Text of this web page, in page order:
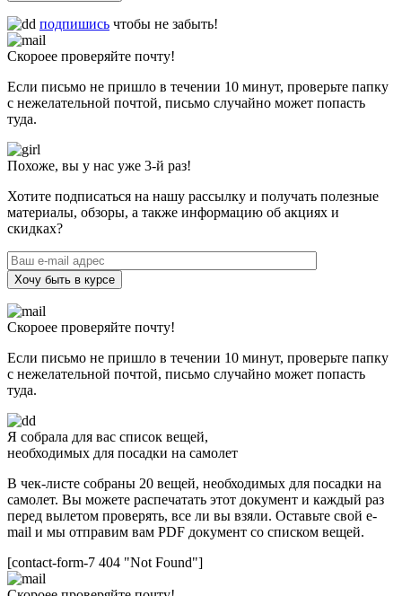
подпишись чтобы не забыть!
Скороее проверяйте почту!
Если письмо не пришло в течении 10 минут, проверьте папку
с нежелательной почтой, письмо случайно может попасть
туда.
Похоже, вы у нас уже 3-й раз!
Хотите подписаться на нашу рассылку и получать полезные
материалы, обзоры, а также информацию об акциях и
скидках?
Хочу быть в курсе
Скороее проверяйте почту!
Если письмо не пришло в течении 10 минут, проверьте папку
с нежелательной почтой, письмо случайно может попасть
туда.
Я собрала для вас список вещей,
необходимых для посадки на самолет
В чек-листе собраны 20 вещей, необходимых для посадки на
самолет. Вы можете распечатать этот документ и каждый раз
перед вылетом проверять, все ли вы взяли. Оставьте свой e-
mail и мы отправим вам PDF документ со списком вещей.
[contact-form-7 404 "Not Found"]